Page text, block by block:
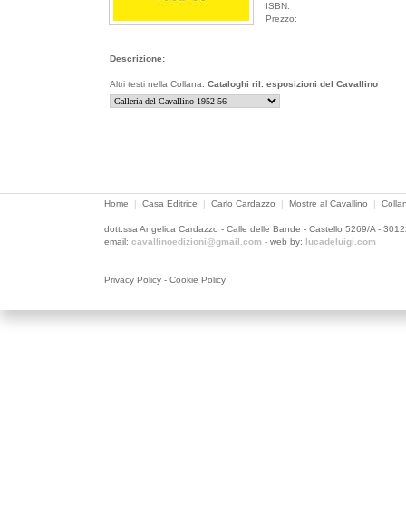
ISBN:
Prezzo:
Descrizione:
Altri testi nella Collana: Cataloghi ril. esposizioni del Cavallino
Home | Casa Editrice | Carlo Cardazzo | Mostre al Cavallino |
dott.ssa Angelica Cardazzo - Calle delle Bande - Castello 5269/A -
email: cavallinoedizioni@gmail.com - web by: lucadeluigi.com
Privacy Policy - Cookie Policy